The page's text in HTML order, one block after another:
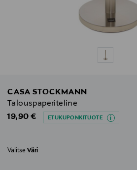
CASA STOCKMANN
Talouspaperiteline
Original Price
19,90 € ETUKUPONKITUOTE
Valitse Väri